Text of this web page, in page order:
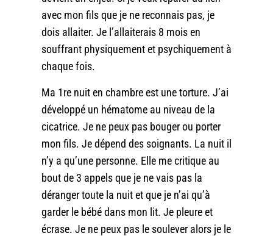
avec mon fils que je ne reconnais pas, je
dois allaiter. Je l’allaiterais 8 mois en
souffrant physiquement et psychiquement à
chaque fois.
Ma 1re nuit en chambre est une torture. J’ai
développé un hématome au niveau de la
cicatrice. Je ne peux pas bouger ou porter
mon fils. Je dépend des soignants. La nuit il
n’y a qu’une personne. Elle me critique au
bout de 3 appels que je ne vais pas la
déranger toute la nuit et que je n’ai qu’à
garder le bébé dans mon lit. Je pleure et
écrase. Je ne peux pas le soulever alors je le